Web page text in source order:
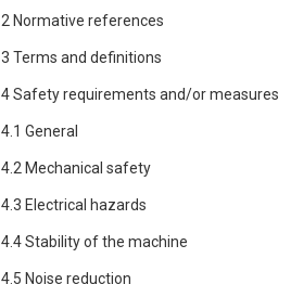
2 Normative references
3 Terms and definitions
4 Safety requirements and/or measures
4.1 General
4.2 Mechanical safety
4.3 Electrical hazards
4.4 Stability of the machine
4.5 Noise reduction